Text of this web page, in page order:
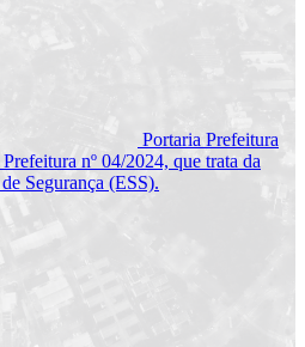
Portaria Prefeitura
nº 04/2024, que trata da
Segurança (ESS).